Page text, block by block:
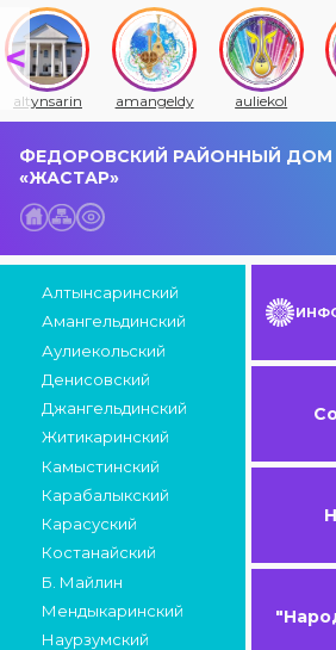
altynsarin amangeldy auliekol
ФЕДОРОВСКИЙ РАЙОННЫЙ ДОМ
«ЖАСТАР»
Алтынсаринский
Амангельдинский
Аулиекольский
Денисовский
Джангельдинский
Житикаринский
Камыстинский
Карабалыкский
Карасуский
Костанайский
Б. Майлин
Мендыкаринский
Наурзумский